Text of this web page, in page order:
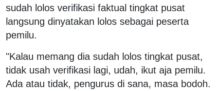
sudah lolos verifikasi faktual tingkat pusat
langsung dinyatakan lolos sebagai peserta
pemilu.
"Kalau memang dia sudah lolos tingkat pusat,
tidak usah verifikasi lagi, udah, ikut aja pemilu.
Ada atau tidak, pengurus di sana, masa bodoh.